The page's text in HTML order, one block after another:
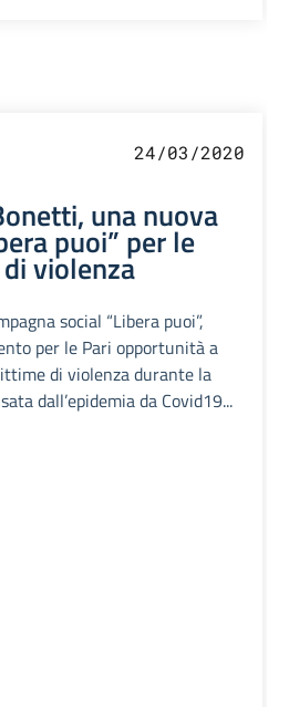
24/03/2020
una nuova
puoi” per le
violenza
social “Libera puoi”,
per le Pari opportunità a
di violenza durante la
dall’epidemia da Covid19...